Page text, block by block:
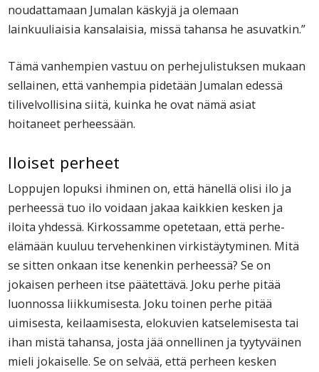
noudattamaan Jumalan käskyjä ja olemaan
lainkuuliaisia kansalaisia, missä tahansa he asuvatkin.”
Tämä vanhempien vastuu on perhejulistuksen mukaan
sellainen, että vanhempia pidetään Jumalan edessä
tilivelvollisina siitä, kuinka he ovat nämä asiat
hoitaneet perheessään.
Iloiset perheet
Loppujen lopuksi ihminen on, että hänellä olisi ilo ja
perheessä tuo ilo voidaan jakaa kaikkien kesken ja
iloita yhdessä. Kirkossamme opetetaan, että perhe-
elämään kuuluu tervehenkinen virkistäytyminen. Mitä
se sitten onkaan itse kenenkin perheessä? Se on
jokaisen perheen itse päätettävä. Joku perhe pitää
luonnossa liikkumisesta. Joku toinen perhe pitää
uimisesta, keilaamisesta, elokuvien katselemisesta tai
ihan mistä tahansa, josta jää onnellinen ja tyytyväinen
mieli jokaiselle. Se on selvää, että perheen kesken